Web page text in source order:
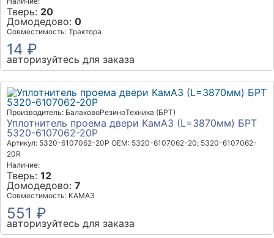
Тверь: 20
Домодедово: 0
Совместимость: Трактора
14 ₽
авторизуйтесь для заказа
Производитель: БалаковоРезиноТехника (БРТ)
Уплотнитель проема двери КамАЗ (L=3870мм) БРТ
5320-6107062-20Р
Артикул: 5320-6107062-20Р OEM: 5320-6107062-20; 5320-6107062-
20R
Наличие:
Тверь: 12
Домодедово: 7
Совместимость: КАМАЗ
551 ₽
авторизуйтесь для заказа